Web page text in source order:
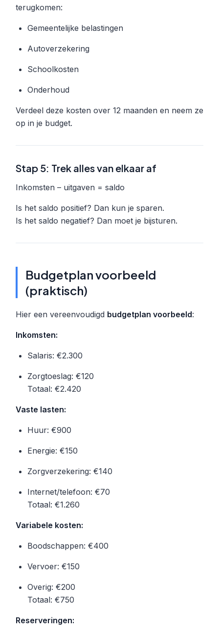
terugkomen:
Gemeentelijke belastingen
Autoverzekering
Schoolkosten
Onderhoud
Verdeel deze kosten over 12 maanden en neem ze
op in je budget.
Stap 5: Trek alles van elkaar af
Inkomsten – uitgaven = saldo
Is het saldo positief? Dan kun je sparen.
Is het saldo negatief? Dan moet je bijsturen.
Budgetplan voorbeeld
(praktisch)
Hier een vereenvoudigd budgetplan voorbeeld:
Inkomsten:
Salaris: €2.300
Zorgtoeslag: €120
Totaal: €2.420
Vaste lasten:
Huur: €900
Energie: €150
Zorgverzekering: €140
Internet/telefoon: €70
Totaal: €1.260
Variabele kosten:
Boodschappen: €400
Vervoer: €150
Overig: €200
Totaal: €750
Reserveringen: